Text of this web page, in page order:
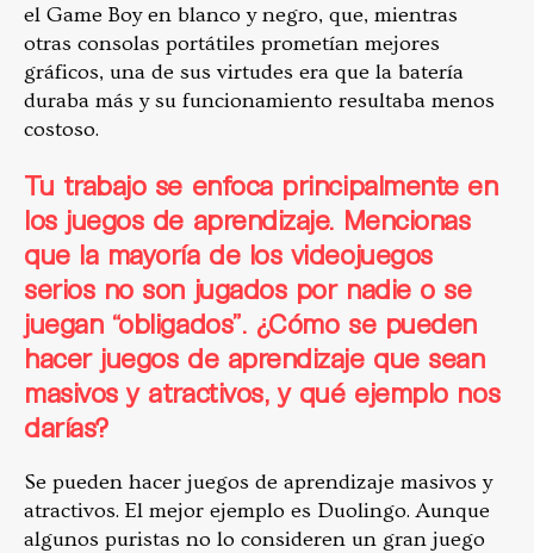
el Game Boy en blanco y negro, que, mientras
otras consolas portátiles prometían mejores
gráficos, una de sus virtudes era que la batería
duraba más y su funcionamiento resultaba menos
costoso.
Tu trabajo se enfoca principalmente en
los juegos de aprendizaje. Mencionas
que la mayoría de los videojuegos
serios no son jugados por nadie o se
juegan “obligados”. ¿Cómo se pueden
hacer juegos de aprendizaje que sean
masivos y atractivos, y qué ejemplo nos
darías?
Se pueden hacer juegos de aprendizaje masivos y
atractivos. El mejor ejemplo es Duolingo. Aunque
algunos puristas no lo consideren un gran juego